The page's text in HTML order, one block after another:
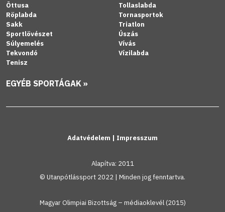
Öttusa
Röplabda
Sakk
Sportlövészet
Súlyemelés
Tekvondó
Tenisz
Tollaslabda
Tornasportok
Triatlon
Úszás
Vívás
Vízilabda
EGYÉB SPORTÁGAK »
Adatvédelem | Impresszum
Alapítva: 2011
© Utanpótlássport 2022 | Minden jog fenntartva.
Magyar Olimpiai Bizottság – médiaoklevél (2015)